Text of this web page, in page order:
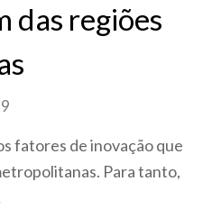
das regiões
fatores de inovação que
Para tanto,